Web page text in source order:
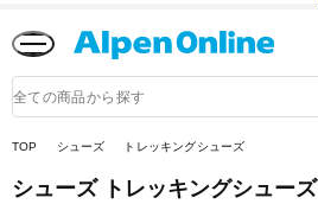
品
検
TOP シューズ トレッキングシューズ
シューズ トレッキングシューズ